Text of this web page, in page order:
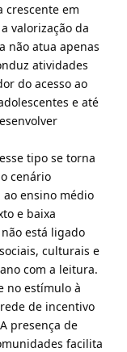
crescente em
valorização da
não atua apenas
atividades
do acesso ao
e até
tipo se torna
cenário
ensino médio
e baixa
está ligado
culturais e
com a leitura.
no estímulo à
de incentivo
presença de
facilita